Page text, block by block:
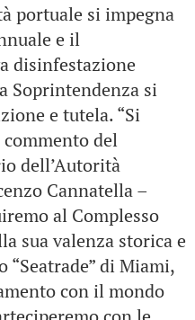
portuale si impegna
e il
disinfestazione
Soprintendenza si
e tutela. “Si
del
dell’Autorità
Cannatella –
al Complesso
sua valenza storica e
di Miami,
con il mondo